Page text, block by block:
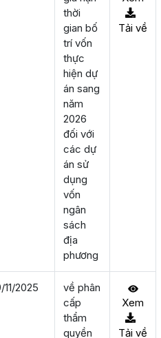
thời
gian bố
trí vốn
thực
hiện dự
án sang
năm
2026
đối với
các dự
án sử
dụng
vốn
ngân
sách
địa
phương
Tải về
11/2025
về phân
cấp
thẩm
quyền
Xem
Tải về